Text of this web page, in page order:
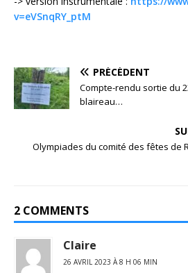
v=eVSnqRY_ptM
PRÉCÉDENT
Compte-rendu sortie du
blaireau…
Olympiades du comité des fêtes de
2 COMMENTS
Claire
26 AVRIL 2023 À 8 H 06 MIN